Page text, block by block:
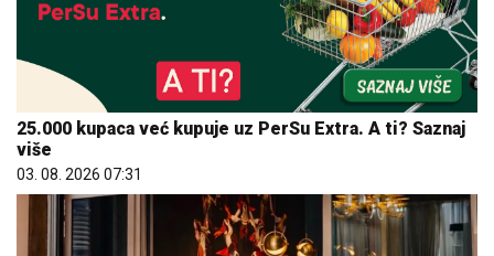
25.000 kupaca već kupuje uz PerSu Extra. A ti? Saznaj
više
03. 08. 2026 07:31